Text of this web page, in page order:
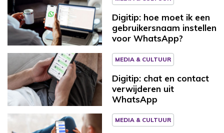
Digitip: hoe moet ik een
gebruikersnaam instellen
voor WhatsApp?
MEDIA & CULTUUR
Digitip: chat en contact
verwijderen uit
WhatsApp
MEDIA & CULTUUR